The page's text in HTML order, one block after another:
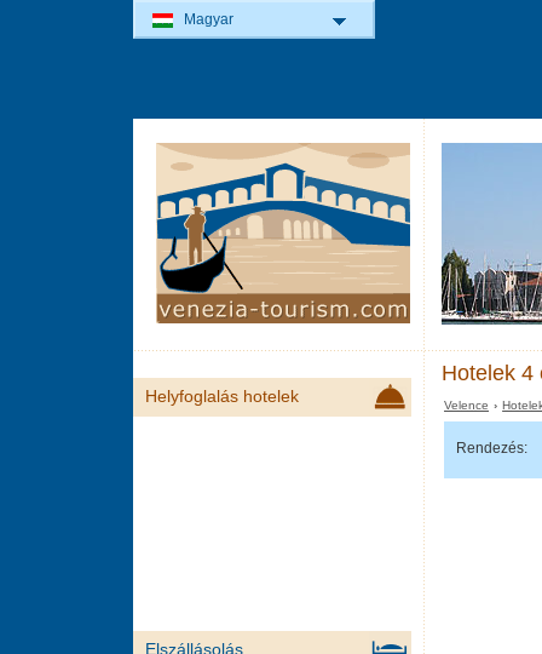
Hotelek 4
Velence ›
Rendezés:
Helyfoglalás hotelek
Elszállásolás
Magyar